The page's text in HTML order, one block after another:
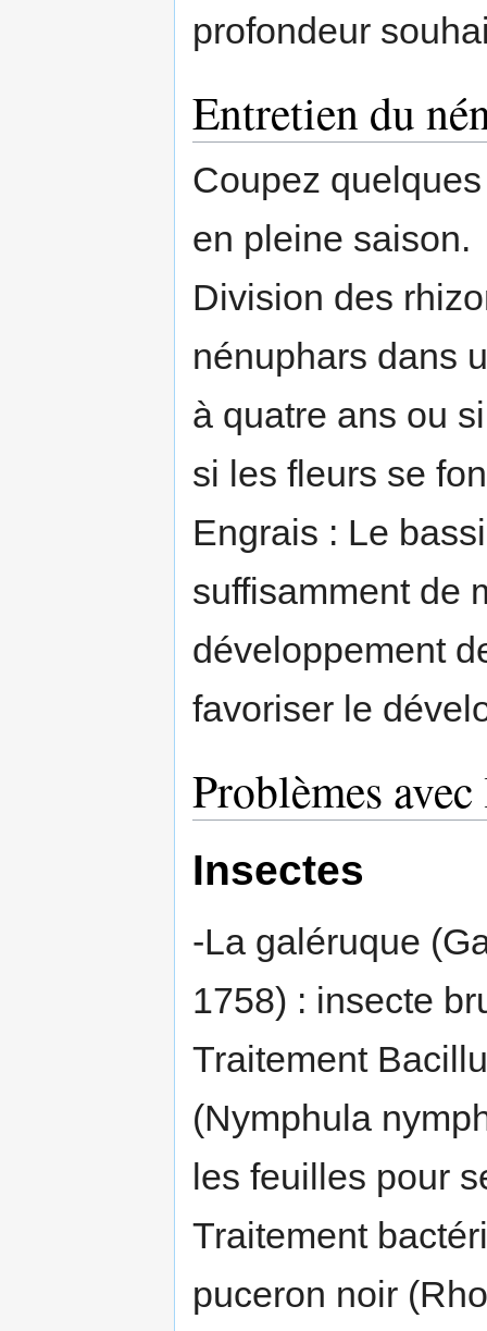
profondeur
Entretien du
Coupez
en pleine saison.
Division des
nénuphars dans
à quatre ans ou
si les fleurs se
Engrais : Le
suffisamment de
développement
favoriser le
Problèmes
Insectes
-La galéruque
1758) : insecte
Traitement
(Nymphula
les feuilles pour
Traitement
puceron noir